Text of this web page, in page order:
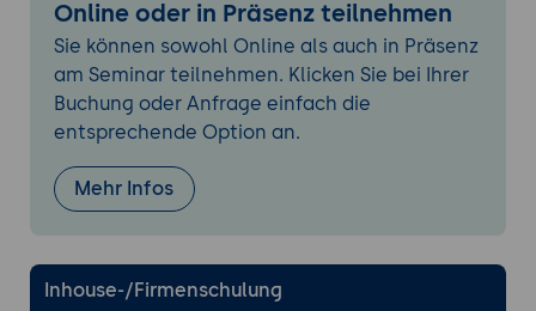
Automatisierter Videoschnitt mit KI-Tools
(Wisecut, Descript)
Farbkorrektur, Sounddesign und Effekte
(Adobe Premiere Pro mit Sensei AI)
Optimierung für verschiedene Plattformen
6. Titel, Thumbnails und Beschreibungen
KI-gestützte Headline-Generierung
Automatische Thumbnail-Erstellung
(Canva, Fotor AI)
Online oder in Präsenz teilnehmen
Sie können sowohl Online als auch in Präsenz
am Seminar teilnehmen. Klicken Sie bei Ihrer
Buchung oder Anfrage einfach die
entsprechende Option an.
Mehr Infos
Inhouse-/Firmenschulung